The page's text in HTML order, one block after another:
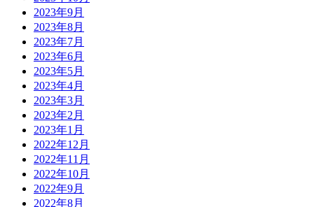
2023年9月
2023年8月
2023年7月
2023年6月
2023年5月
2023年4月
2023年3月
2023年2月
2023年1月
2022年12月
2022年11月
2022年10月
2022年9月
2022年8月